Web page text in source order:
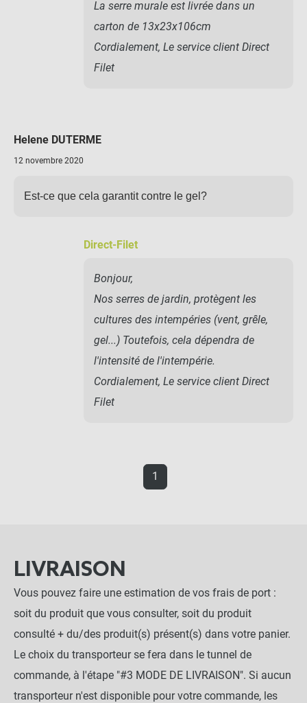
La serre murale est livrée dans un
carton de 13x23x106cm
Cordialement, Le service client Direct
Filet
Helene DUTERME
12 novembre 2020
Est-ce que cela garantit contre le gel?
Direct-Filet
Bonjour,
Nos serres de jardin, protègent les
cultures des intempéries (vent, grêle,
gel...) Toutefois, cela dépendra de
l'intensité de l'intempérie.
Cordialement, Le service client Direct
Filet
1
LIVRAISON
Vous pouvez faire une estimation de vos frais de port :
soit du produit que vous consulter, soit du produit
consulté + du/des produit(s) présent(s) dans votre panier.
Le choix du transporteur se fera dans le tunnel de
commande, à l'étape "#3 MODE DE LIVRAISON". Si aucun
transporteur n'est disponible pour votre commande, les